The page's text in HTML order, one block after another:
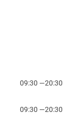
09:30 —20:30
09:30 —20:30